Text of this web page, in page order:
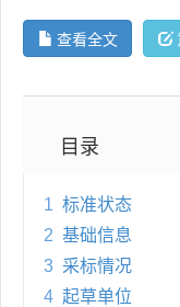
查看全文
目录
1 标准状态
2 基础信息
3 采标情况
4 起草单位